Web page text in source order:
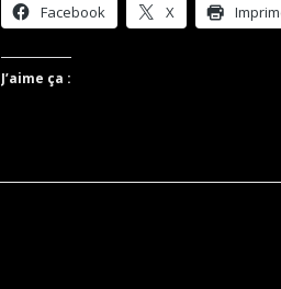
Facebook X
J’aime ça :